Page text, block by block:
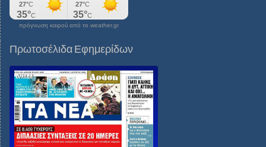
πρόγνωση καιρού από το weather.gr
Πρωτοσέλιδα Εφημερίδων